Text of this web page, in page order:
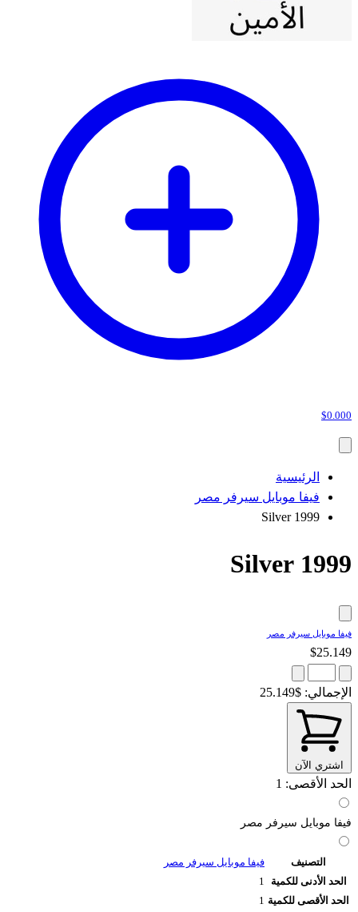
$0.000
الرئيسية
فيفا موبايل سيرفر مصر
1999 Silver
1999 Silver
فيفا موبايل سيرفر مصر
$25.149
الإجمالي: $25.149
اشتري الآن
الحد الأقصى: 1
فيفا موبايل سيرفر مصر
التصنيف
فيفا موبايل سيرفر مصر
الحد الأدنى للكمية
1
الحد الأقصى للكمية 1